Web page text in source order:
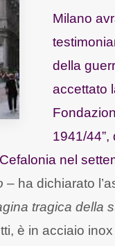
Milano
della
accettato
1941/
nel
– ha dichiarato
tragica della
è in acciaio